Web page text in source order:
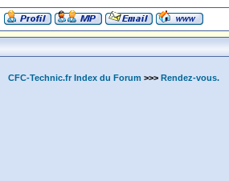
CFC-Technic.fr Index du Forum >>> Rendez-vous.